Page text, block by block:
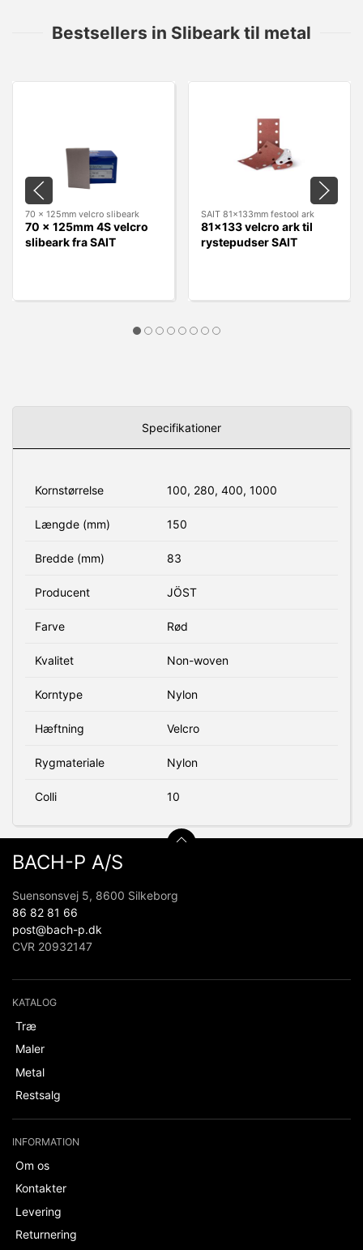
Bestsellers in Slibeark til metal
70 x 125mm velcro slibeark
70 x 125mm 4S velcro
slibeark fra SAIT
SAIT 81x133mm festool ark
81x133 velcro ark til
rystepudser SAIT
Specifikationer
Kornstørrelse 100, 280, 400, 1000
Længde (mm) 150
Bredde (mm) 83
Producent JÖST
Farve Rød
Kvalitet Non-woven
Korntype Nylon
Hæftning Velcro
Rygmateriale Nylon
Colli 10
BACH-P A/S
Suensonsvej 5, 8600 Silkeborg
86 82 81 66
post@bach-p.dk
CVR 20932147
KATALOG
Træ
Maler
Metal
Restsalg
INFORMATION
Om os
Kontakter
Levering
Returnering